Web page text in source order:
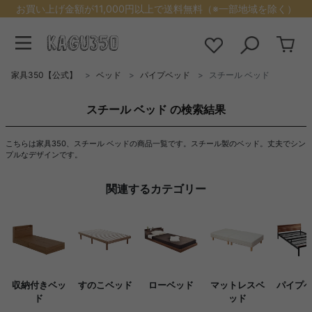
お買い上げ金額が11,000円以上で送料無料（※一部地域を除く）
家具350【公式】 ベッド パイプベッド スチール ベッド
スチール ベッド の検索結果
こちらは家具350、スチール ベッドの商品一覧です。スチール製のベッド。丈夫でシン
プルなデザインです。
関連するカテゴリー
収納付きベッ
ド
すのこベッド ローベッド
マットレスベ
ッド
パイプ